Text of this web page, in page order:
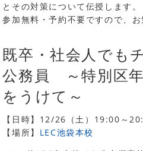
とその対策について伝授します。
参加無料・予約不要ですので、お
既卒・社会人でも
公務員 ～特別区
をうけて～
【日時】12/26（土）19:00～
【場所】 LEC池袋本校